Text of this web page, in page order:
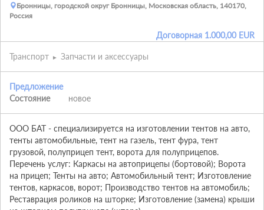
Бронницы, городской округ Бронницы, Московская область, 140170,
Россия
Договорная 1.000,00 EUR
Транспорт Запчасти и аксессуары
Предложение
Состояние
новое
ООО БАТ - специализируется на изготовлении тентов на авто,
тенты автомобильные, тент на газель, тент фура, тент
грузовой, полуприцеп тент, ворота для полуприцепов.
Перечень услуг: Каркасы на автоприцепы (бортовой); Ворота
на прицеп; Тенты на авто; Автомобильный тент; Изготовление
тентов, каркасов, ворот; Производство тентов на автомобиль;
Реставрация роликов на шторке; Изготовление (замена) крыши